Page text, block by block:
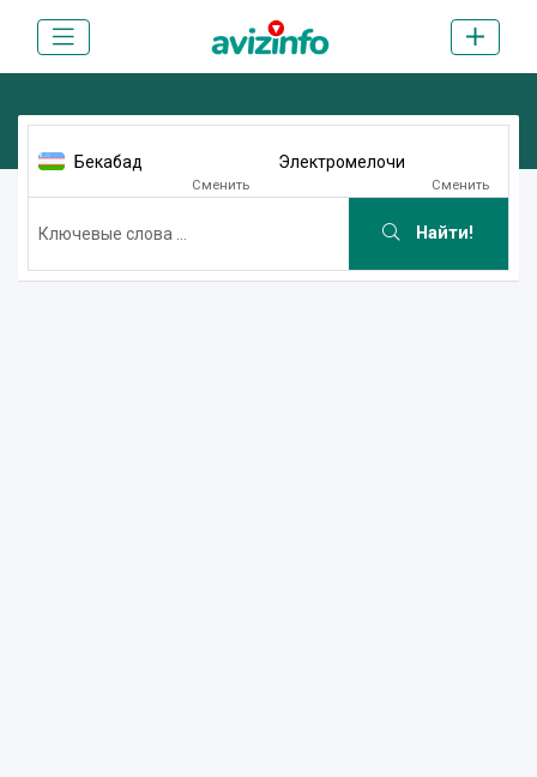
Бекабад
Сменить
Электромелочи
Сменить
Найти!